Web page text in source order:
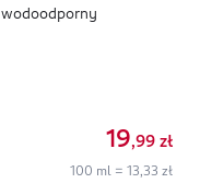
19,99 zł
100 ml = 13,33 zł